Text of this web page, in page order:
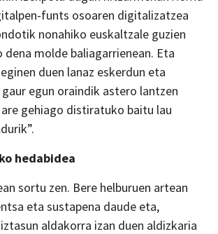
funts osoaren digitalizatzea
nonahiko euskaltzale guzien
dena molde baliagarrienean. Eta
duen lanaz eskerdun eta
egun oraindik astero lantzen
gehiago distiratuko baitu lau
hedabidea
sortu zen. Bere helburuen artean
eta sustapena daude eta,
aldakorra izan duen aldizkaria